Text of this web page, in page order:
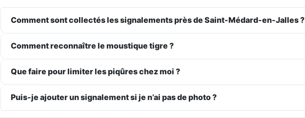
Comment sont collectés les signalements près de Saint-Médard-en-Jalles ?
Comment reconnaître le moustique tigre ?
Que faire pour limiter les piqûres chez moi ?
Puis-je ajouter un signalement si je n’ai pas de photo ?